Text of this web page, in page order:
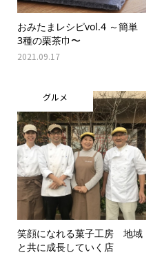
おみたまレシピvol.4 ～簡単
3種の栗茶巾〜
2021.09.17
グルメ
笑顔になれる菓子工房 地域
と共に成長していく店